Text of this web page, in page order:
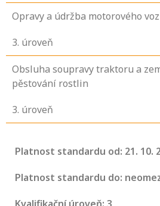
Opravy a údržba motorového
3. úroveň
Obsluha soupravy traktoru a
pěstování rostlin
3. úroveň
Platnost standardu od: 21. 10.
Platnost standardu do: